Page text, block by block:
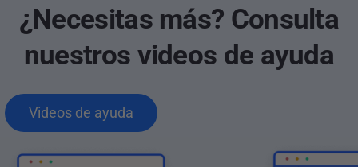
¿Necesitas más? Consulta
nuestros videos de ayuda
Videos de ayuda